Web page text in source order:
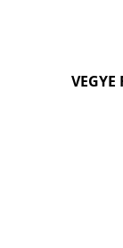
VEGYE